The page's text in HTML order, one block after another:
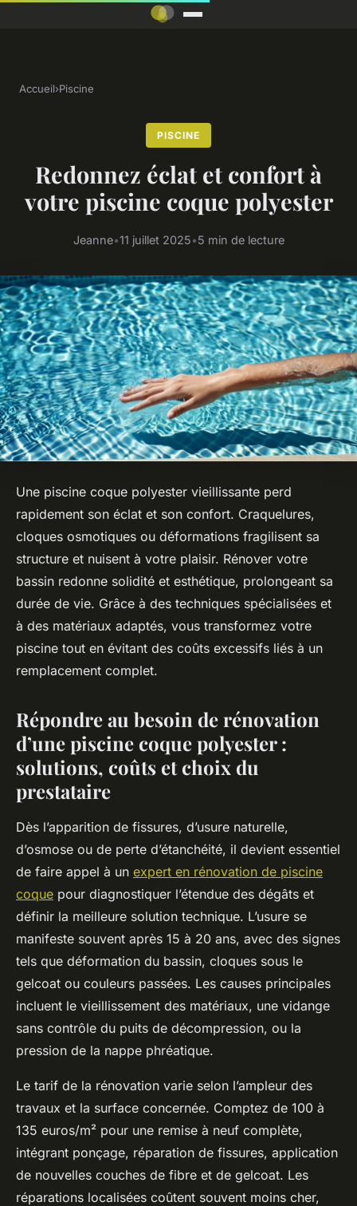
Accueil›Piscine
PISCINE
Redonnez éclat et confort à
votre piscine coque polyester
Jeanne•11 juillet 2025•5 min de lecture
Une piscine coque polyester vieillissante perd
rapidement son éclat et son confort. Craquelures,
cloques osmotiques ou déformations fragilisent sa
structure et nuisent à votre plaisir. Rénover votre
bassin redonne solidité et esthétique, prolongeant sa
durée de vie. Grâce à des techniques spécialisées et
à des matériaux adaptés, vous transformez votre
piscine tout en évitant des coûts excessifs liés à un
remplacement complet.
Répondre au besoin de rénovation
d’une piscine coque polyester :
solutions, coûts et choix du
prestataire
Dès l’apparition de fissures, d’usure naturelle,
d’osmose ou de perte d’étanchéité, il devient essentiel
de faire appel à un expert en rénovation de piscine
coque pour diagnostiquer l’étendue des dégâts et
définir la meilleure solution technique. L’usure se
manifeste souvent après 15 à 20 ans, avec des signes
tels que déformation du bassin, cloques sous le
gelcoat ou couleurs passées. Les causes principales
incluent le vieillissement des matériaux, une vidange
sans contrôle du puits de décompression, ou la
pression de la nappe phréatique.
Le tarif de la rénovation varie selon l’ampleur des
travaux et la surface concernée. Comptez de 100 à
135 euros/m² pour une remise à neuf complète,
intégrant ponçage, réparation de fissures, application
de nouvelles couches de fibre et de gelcoat. Les
réparations localisées coûtent souvent moins cher,